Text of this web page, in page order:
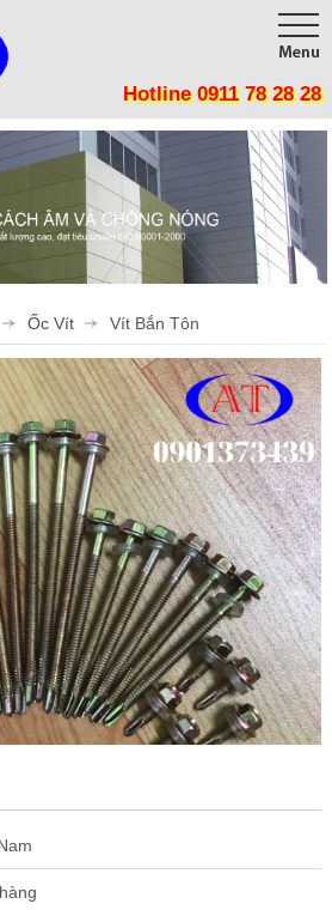
Giảm tiêu thụ điện năng
lắp ghép phòng sạch, kho lạnh
Chống Nóng An Tâm
Hotline 0911 78 28 28
Ốc Vít Vít Bắn Tôn